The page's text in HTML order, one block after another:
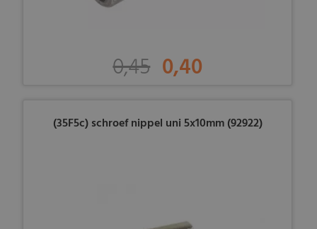
0,45 0,40
(35F5c) schroef nippel uni 5x10mm (92922)